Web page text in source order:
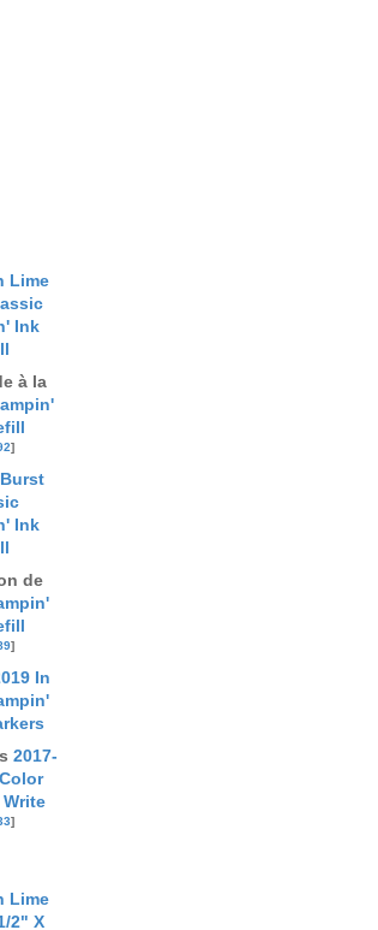
à la
]
de
]
2017-
]